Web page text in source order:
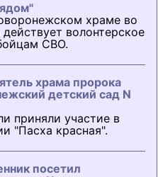
храме во
волонтерское
СВО.
храма пророка
детский сад N
приняли участие в
"Пасха красная".
посетил